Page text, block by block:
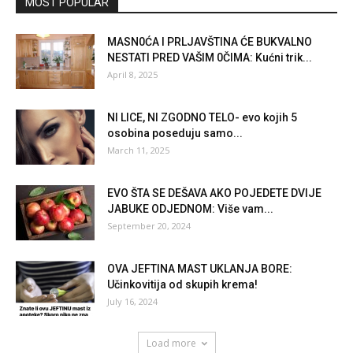
MOST POPULAR
MASN0ĆA I PRLJAVŠTINA ĆE BUKVALNO
NESTATI PRED VAŠIM 0ČIMA: Kućni trik...
April 8, 2025
NI LICE, NI ZGODNO TELO- evo kojih 5
osobina poseduju samo...
March 11, 2025
EVO ŠTA SE DEŠAVA AKO POJEDETE DVIJE
JABUKE ODJEDNOM: Više vam...
September 20, 2024
OVA JEFTINA MAST UKLANJA BORE:
Učinkovitija od skupih krema!
July 16, 2024
Load more